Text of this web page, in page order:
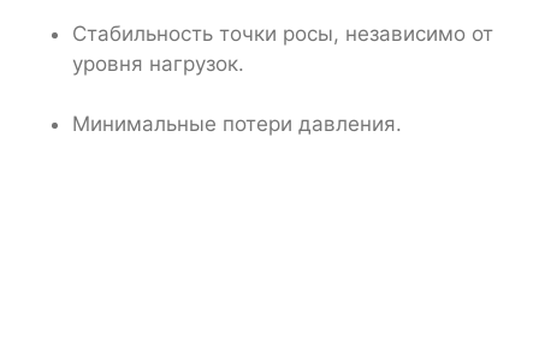
Стабильность точки росы, независимо от
уровня нагрузок.
Минимальные потери давления.